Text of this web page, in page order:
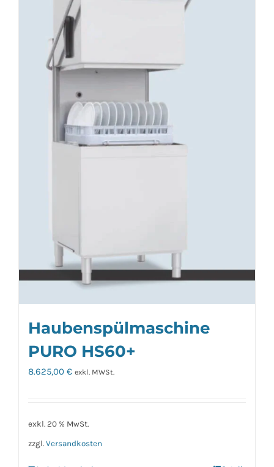
Haubenspülmaschine
PURO HS60+
8.625,00 € exkl. MWSt.
exkl. 20 % MwSt.
zzgl. Versandkosten